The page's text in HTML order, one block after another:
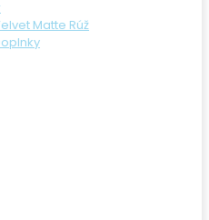
Matte Rúž